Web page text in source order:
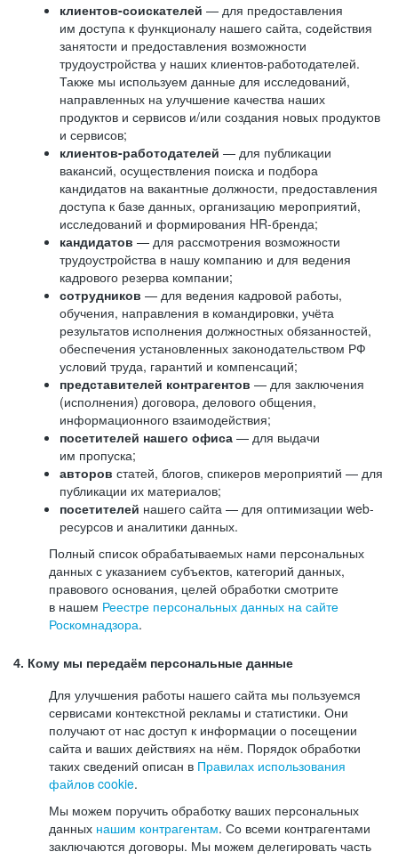
клиентов-соискателей — для предоставления
им доступа к функционалу нашего сайта, содействия
занятости и предоставления возможности
трудоустройства у наших клиентов-работодателей.
Также мы используем данные для исследований,
направленных на улучшение качества наших
продуктов и сервисов и/или создания новых продуктов
и сервисов;
клиентов-работодателей — для публикации
вакансий, осуществления поиска и подбора
кандидатов на вакантные должности, предоставления
доступа к базе данных, организацию мероприятий,
исследований и формирования HR-бренда;
кандидатов — для рассмотрения возможности
трудоустройства в нашу компанию и для ведения
кадрового резерва компании;
сотрудников — для ведения кадровой работы,
обучения, направления в командировки, учёта
результатов исполнения должностных обязанностей,
обеспечения установленных законодательством РФ
условий труда, гарантий и компенсаций;
представителей контрагентов — для заключения
(исполнения) договора, делового общения,
информационного взаимодействия;
посетителей нашего офиса — для выдачи
им пропуска;
авторов статей, блогов, спикеров мероприятий — для
публикации их материалов;
посетителей нашего сайта — для оптимизации web-
ресурсов и аналитики данных.
Полный список обрабатываемых нами персональных
данных с указанием субъектов, категорий данных,
правового основания, целей обработки смотрите
в нашем Реестре персональных данных на сайте
Роскомнадзора.
4. Кому мы передаём персональные данные
Для улучшения работы нашего сайта мы пользуемся
сервисами контекстной рекламы и статистики. Они
получают от нас доступ к информации о посещении
сайта и ваших действиях на нём. Порядок обработки
таких сведений описан в Правилах использования
файлов cookie.
Мы можем поручить обработку ваших персональных
данных нашим контрагентам. Со всеми контрагентами
заключаются договоры. Мы можем делегировать часть